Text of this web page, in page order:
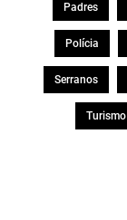
Padres
Polícia
Serranos
Turismo